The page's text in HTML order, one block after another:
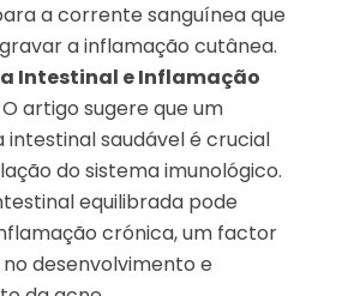
a corrente sanguínea que
a inflamação cutânea.
Intestinal e Inflamação
artigo sugere que um
intestinal saudável é crucial
do sistema imunológico.
equilibrada pode
crónica, um factor
desenvolvimento e